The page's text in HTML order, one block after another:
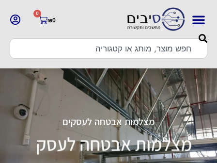
₪0
0
מצלמות אבטחה לעסקים